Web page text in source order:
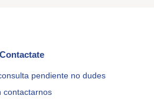
Contactate
pendiente no dudes
contactarnos